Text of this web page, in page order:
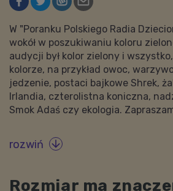
W "Poranku Polskiego Radia
wokół w poszukiwaniu koloru
audycji był kolor zielony i
kolorze, na przykład owoc,
jedzenie, postaci bajkowe Shrek,
Irlandia, czterolistna koniczna,
Smok Adaś czy ekologia.
rozwiń 
Rozmiar ma